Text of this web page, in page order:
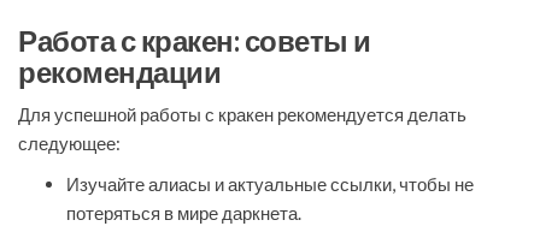
Работа с кракен: советы и
рекомендации
Для успешной работы с кракен рекомендуется делать
следующее:
Изучайте алиасы и актуальные ссылки, чтобы не
потеряться в мире даркнета.